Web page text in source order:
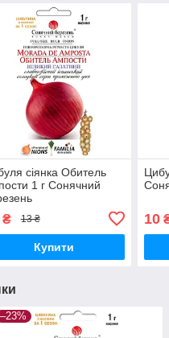
сіянка Обитель
1 г Сонячний
13 ₴
Купити
10
–23%